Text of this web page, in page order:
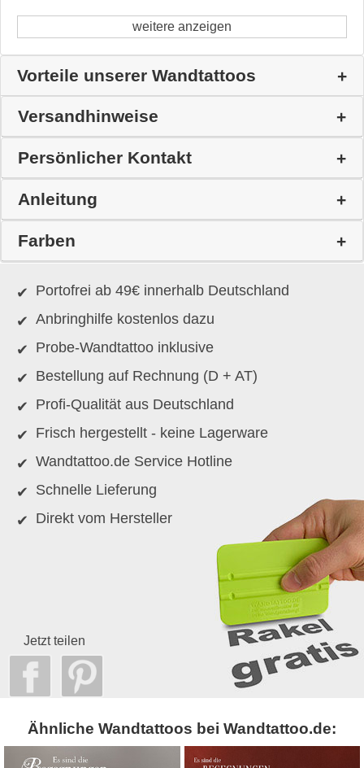
weitere anzeigen
Vorteile unserer Wandtattoos
Versandhinweise
Persönlicher Kontakt
Anleitung
Farben
Portofrei ab 49€ innerhalb Deutschland
Anbringhilfe kostenlos dazu
Probe-Wandtattoo inklusive
Bestellung auf Rechnung (D + AT)
Profi-Qualität aus Deutschland
Frisch hergestellt - keine Lagerware
Wandtattoo.de Service Hotline
Schnelle Lieferung
Direkt vom Hersteller
Jetzt teilen
Ähnliche Wandtattoos bei Wandtattoo.de: